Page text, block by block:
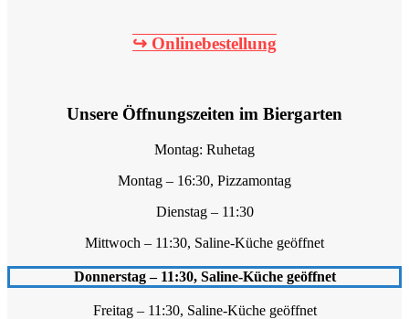
↪ Onlinebestellung
Unsere Öffnungszeiten im Biergarten
Montag: Ruhetag
Montag – 16:30, Pizzamontag
Dienstag – 11:30
Mittwoch – 11:30, Saline-Küche geöffnet
Donnerstag – 11:30, Saline-Küche geöffnet
Freitag – 11:30, Saline-Küche geöffnet